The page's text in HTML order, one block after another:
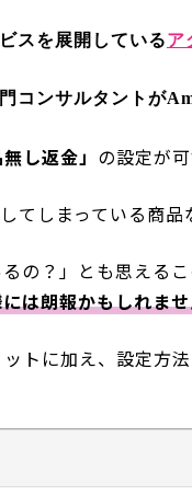
スを展開しているア
コンサルタントが
無し返金」 の設定が
しまっている商品
の？」とも思えるこ
は朗報かもしれま
トに加え、設定方